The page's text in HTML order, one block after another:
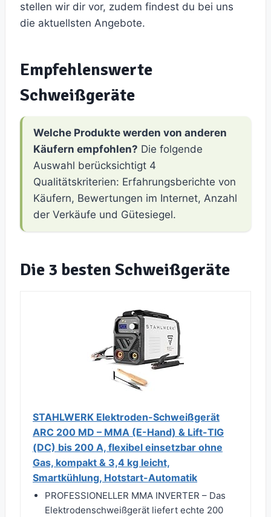
stellen wir dir vor, zudem findest du bei uns
die aktuellsten Angebote.
Empfehlenswerte
Schweißgeräte
Welche Produkte werden von anderen
Käufern empfohlen? Die folgende
Auswahl berücksichtigt 4
Qualitätskriterien: Erfahrungsberichte von
Käufern, Bewertungen im Internet, Anzahl
der Verkäufe und Gütesiegel.
Die 3 besten Schweißgeräte
STAHLWERK Elektroden-Schweißgerät
ARC 200 MD – MMA (E-Hand) & Lift-TIG
(DC) bis 200 A, flexibel einsetzbar ohne
Gas, kompakt & 3,4 kg leicht,
Smartkühlung, Hotstart-Automatik
PROFESSIONELLER MMA INVERTER – Das
Elektrodenschweißgerät liefert echte 200